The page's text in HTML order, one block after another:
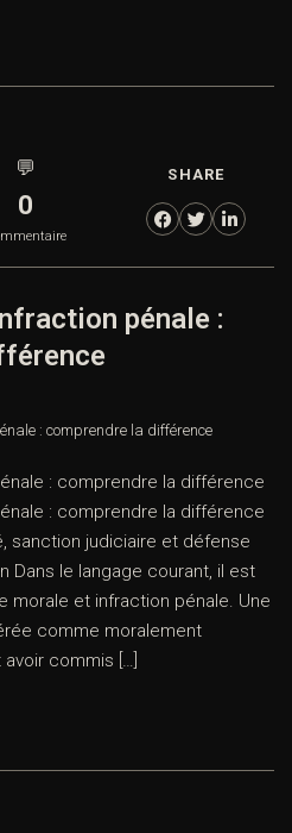
💬
0
SHARE
pénale :
: comprendre la différence
: comprendre la différence
: comprendre la différence
sanction judiciaire et défense
Dans le langage courant, il est
morale et infraction pénale. Une
comme moralement
commis […]